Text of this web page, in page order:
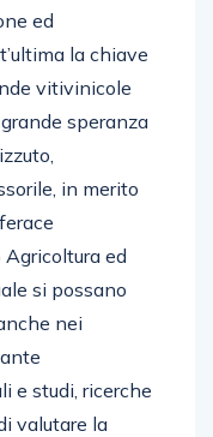
ed
la chiave
vitivinicole
speranza
in merito
ed
si possano
nei
e studi, ricerche
valutare la